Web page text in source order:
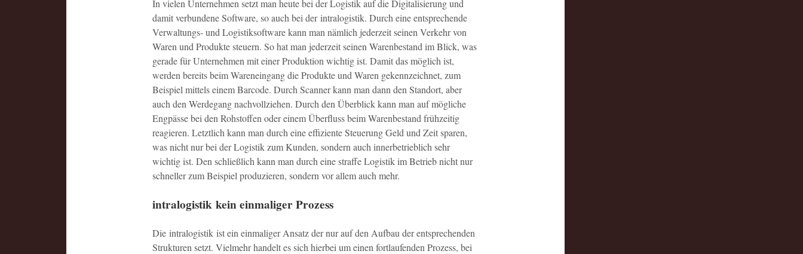
In vielen Unternehmen setzt man heute bei der Logistik auf die Digitalisierung und
damit verbundene Software, so auch bei der intralogistik. Durch eine entsprechende
Verwaltungs- und Logistiksoftware kann man nämlich jederzeit seinen Verkehr von
Waren und Produkte steuern. So hat man jederzeit seinen Warenbestand im Blick, was
gerade für Unternehmen mit einer Produktion wichtig ist. Damit das möglich ist,
werden bereits beim Wareneingang die Produkte und Waren gekennzeichnet, zum
Beispiel mittels einem Barcode. Durch Scanner kann man dann den Standort, aber
auch den Werdegang nachvollziehen. Durch den Überblick kann man auf mögliche
Engpässe bei den Rohstoffen oder einem Überfluss beim Warenbestand frühzeitig
reagieren. Letztlich kann man durch eine effiziente Steuerung Geld und Zeit sparen,
was nicht nur bei der Logistik zum Kunden, sondern auch innerbetrieblich sehr
wichtig ist. Den schließlich kann man durch eine straffe Logistik im Betrieb nicht nur
schneller zum Beispiel produzieren, sondern vor allem auch mehr.
intralogistik kein einmaliger Prozess
Die intralogistik ist ein einmaliger Ansatz der nur auf den Aufbau der entsprechenden
Strukturen setzt. Vielmehr handelt es sich hierbei um einen fortlaufenden Prozess, bei